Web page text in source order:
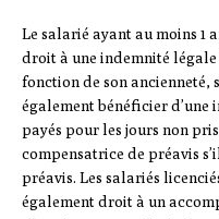
Le salarié ayant au moins 1
droit à une indemnité
fonction de son ancienneté,
également bénéficier d’une
payés pour les jours non
compensatrice de préavis
préavis. Les salariés
également droit à un